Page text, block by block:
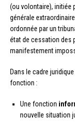
(ou volontaire), initiée
générale
ordonnée par un
état de cessation des
manifestement
Dans le cadre
fonction :
Une fonction
nouvelle situation